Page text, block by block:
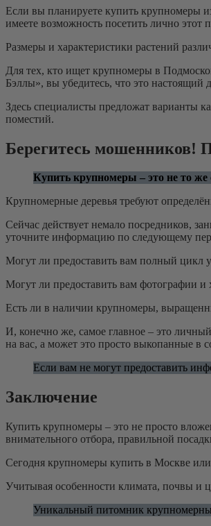
Если вы планируете купить крупномеры
имеете возможность посетить лично этот
Размеры и характеристики растений
Для тех, кто ищет крупномеры в
Бэллы», вы убедитесь, что это настоящий
Здесь специалисты предложат варианты
поместий.
Берегитесь мошенников!
Купить крупномеры – это не то же
Крупномерные деревья требуют
Сейчас действует немало посредников,
уточните информацию по следующему
Могут ли предоставить вам полный цикл
Могут ли предоставить вам фотографии и
Есть ли в наличии крупномеры,
И, конечно же, самое главное – это
на вас, а может это просто выкопанные в
Если вам не могут предоставить
Заключение
Купить крупномеры – это не просто
внимательного отбора, правильной
Сегодня крупномеры купить в Москве
Учитывая особенности климата, почвы и
Уникальный питомник